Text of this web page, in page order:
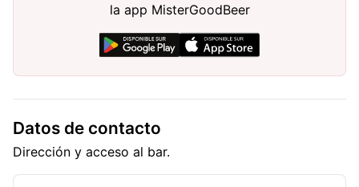
la app MisterGoodBeer
Datos de contacto
Dirección y acceso al bar.